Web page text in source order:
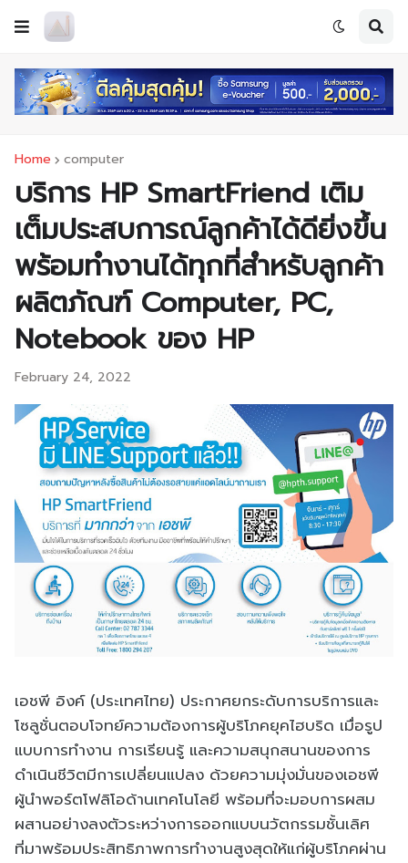
Home computer
บริการ HP SmartFriend เติม
เต็มประสบการณ์ลูกค้าได้ดียิ่งขึ้น
พร้อมทำงานได้ทุกที่สำหรับลูกค้า
ผลิตภัณฑ์ Computer, PC,
Notebook ของ HP
February 24, 2022
เอชพี อิงค์ (ประเทศไทย) ประกาศยกระดับการบริการและ
โซลูชั่นตอบโจทย์ความต้องการผู้บริโภคยุคไฮบริด เมื่อรูป
แบบการทำงาน การเรียนรู้ และความสนุกสนานของการ
ดำเนินชีวิตมีการเปลี่ยนแปลง ด้วยความมุ่งมั่นของเอชพี
ผู้นำพอร์ตโฟลิโอด้านเทคโนโลยี พร้อมที่จะมอบการผสม
ผสานอย่างลงตัวระหว่างการออกแบบนวัตกรรมชั้นเลิศ
ที่มาพร้อมประสิทธิภาพการทำงานสูงสุดให้แก่ผู้บริโภคผ่าน